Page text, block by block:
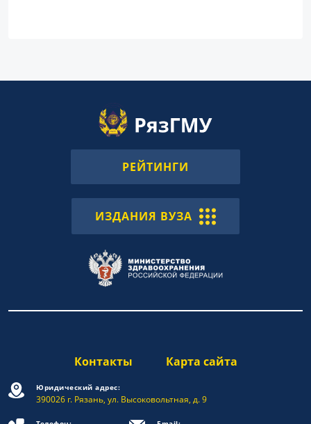
РЕЙТИНГИ
ИЗДАНИЯ ВУЗА
Контакты Карта сайта
Юридический адрес:
390026 г. Рязань, ул. Высоковольтная, д. 9